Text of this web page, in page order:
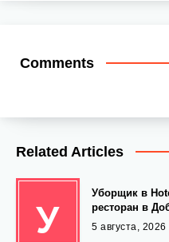
Comments
Related Articles
У
Уборщик в
ресторан в
5 августа, 2026